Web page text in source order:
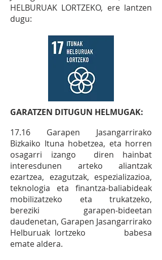
HELBURUAK LORTZEKO, ere lantzen
dugu:
GARATZEN DITUGUN HELMUGAK:
17.16 Garapen Jasangarrirako
Bizkaiko Ituna hobetzea, eta horren
osagarri izango diren hainbat
interesdunen arteko aliantzak
ezartzea, ezagutzak, espezializazioa,
teknologia eta finantza‐baliabideak
mobilizatzeko eta trukatzeko,
bereziki garapen‐bideetan
daudenetan, Garapen Jasangarrirako
Helburuak lortzeko babesa
emate aldera.